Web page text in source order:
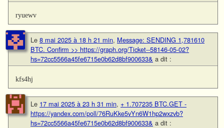
ryuewv
Le 8 mai 2025 à 18 h 21 min, Message: SENDING 1,781610
BTC. Confirm >> https://graph.org/Ticket--58146-05-02?
hs=72cc5566a45fe6715e0b62d8bf900633& a dit :
kfs4hj
Le 17 mai 2025 à 23 h 31 min, + 1.707235 BTC.GET -
https://yandex.com/poll/76RuKke5vYn6W1hp2wxzvb?
hs=72cc5566a45fe6715e0b62d8bf900633& a dit :